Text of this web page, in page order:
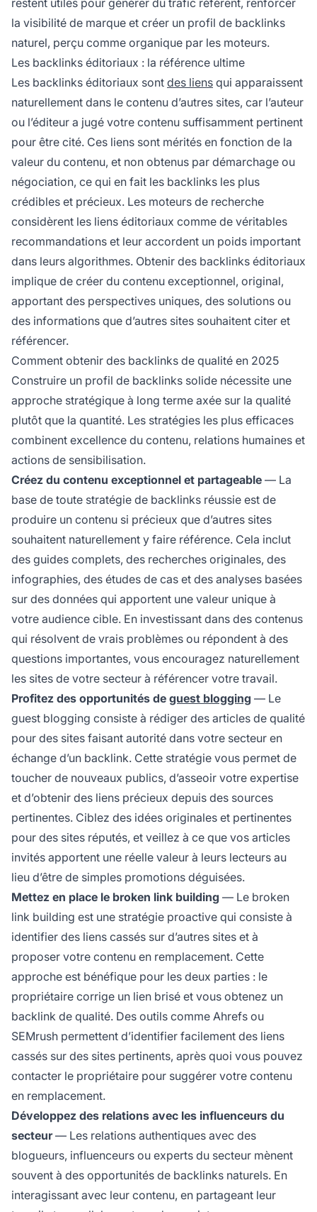
restent utiles pour générer du trafic référent, renforcer
la visibilité de marque et créer un profil de backlinks
naturel, perçu comme organique par les moteurs.
Les backlinks éditoriaux : la référence ultime
Les backlinks éditoriaux sont des liens qui apparaissent
naturellement dans le contenu d’autres sites, car l’auteur
ou l’éditeur a jugé votre contenu suffisamment pertinent
pour être cité. Ces liens sont mérités en fonction de la
valeur du contenu, et non obtenus par démarchage ou
négociation, ce qui en fait les backlinks les plus
crédibles et précieux. Les moteurs de recherche
considèrent les liens éditoriaux comme de véritables
recommandations et leur accordent un poids important
dans leurs algorithmes. Obtenir des backlinks éditoriaux
implique de créer du contenu exceptionnel, original,
apportant des perspectives uniques, des solutions ou
des informations que d’autres sites souhaitent citer et
référencer.
Comment obtenir des backlinks de qualité en 2025
Construire un profil de backlinks solide nécessite une
approche stratégique à long terme axée sur la qualité
plutôt que la quantité. Les stratégies les plus efficaces
combinent excellence du contenu, relations humaines et
actions de sensibilisation.
Créez du contenu exceptionnel et partageable — La
base de toute stratégie de backlinks réussie est de
produire un contenu si précieux que d’autres sites
souhaitent naturellement y faire référence. Cela inclut
des guides complets, des recherches originales, des
infographies, des études de cas et des analyses basées
sur des données qui apportent une valeur unique à
votre audience cible. En investissant dans des contenus
qui résolvent de vrais problèmes ou répondent à des
questions importantes, vous encouragez naturellement
les sites de votre secteur à référencer votre travail.
Profitez des opportunités de guest blogging — Le
guest blogging consiste à rédiger des articles de qualité
pour des sites faisant autorité dans votre secteur en
échange d’un backlink. Cette stratégie vous permet de
toucher de nouveaux publics, d’asseoir votre expertise
et d’obtenir des liens précieux depuis des sources
pertinentes. Ciblez des idées originales et pertinentes
pour des sites réputés, et veillez à ce que vos articles
invités apportent une réelle valeur à leurs lecteurs au
lieu d’être de simples promotions déguisées.
Mettez en place le broken link building — Le broken
link building est une stratégie proactive qui consiste à
identifier des liens cassés sur d’autres sites et à
proposer votre contenu en remplacement. Cette
approche est bénéfique pour les deux parties : le
propriétaire corrige un lien brisé et vous obtenez un
backlink de qualité. Des outils comme Ahrefs ou
SEMrush permettent d’identifier facilement des liens
cassés sur des sites pertinents, après quoi vous pouvez
contacter le propriétaire pour suggérer votre contenu
en remplacement.
Développez des relations avec les influenceurs du
secteur— Les relations authentiques avec des
blogueurs, influenceurs ou experts du secteur mènent
souvent à des opportunités de backlinks naturels. En
interagissant avec leur contenu, en partageant leur